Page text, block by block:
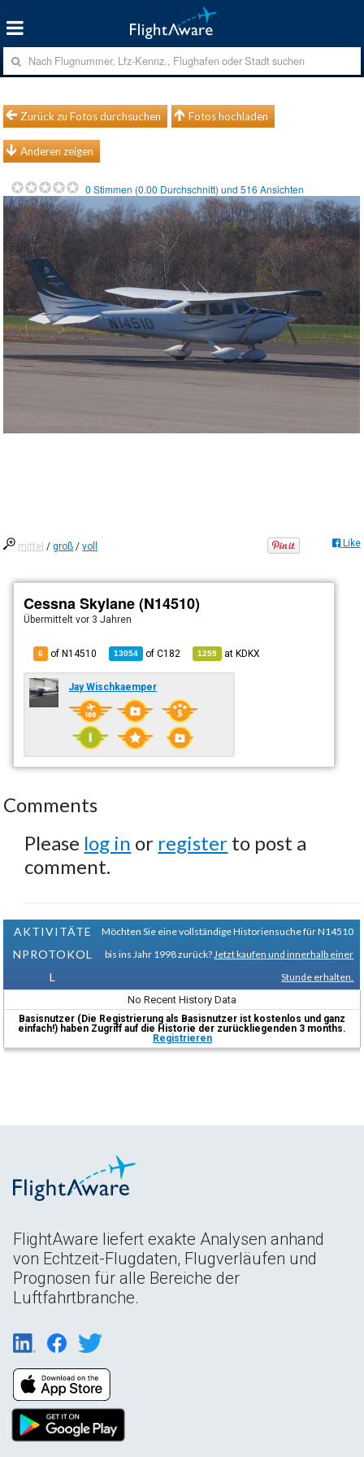
Zurück zu Fotos durchsuchen Fotos hochladen
Anderen zeigen
0 Stimmen (0.00 Durchschnitt) und516 Ansichten
mittel /groß /voll Like
Cessna Skylane (N14510)
Übermitteltvor 3 Jahren
6 of N14510 13054 ofC182 1259 atKDKX
Jay Wischkaemper
Comments
Please log in or register to post a
comment.
AKTIVITÄTE
NPROTOKOL
L
Möchten Sie eine vollständige Historiensuche für N14510
bis ins Jahr 1998 zurück? Jetzt kaufen und innerhalb einer
Stunde erhalten.
No Recent History Data
Basisnutzer (Die Registrierung als Basisnutzer ist kostenlos und ganz
einfach!) haben Zugriff auf die Historie der zurückliegenden 3 months.
Registrieren
FlightAware liefert exakte Analysen anhand
von Echtzeit-Flugdaten, Flugverläufen und
Prognosen für alle Bereiche der
Luftfahrtbranche.